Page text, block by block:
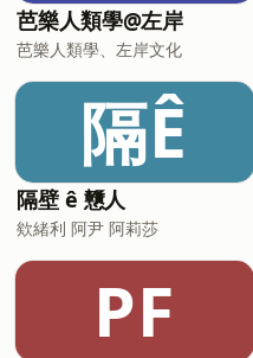
芭樂人類學@左岸
芭樂人類學、左岸文化
隔Ê
隔壁 ê 戇人
欸緒利 阿尹 阿莉莎
PF